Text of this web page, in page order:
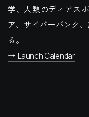
学、人類のディアス
ア、サイバーパンク
る。
→ Launch Calendar